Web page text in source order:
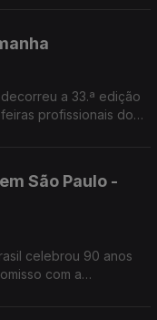
a 33.ª edição
profissionais do
São Paulo -
celebrou 90 anos
com a